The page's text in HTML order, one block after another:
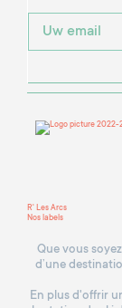
R' Les Arcs
Nos labels
Que vous
d’une
En plus d'offrir